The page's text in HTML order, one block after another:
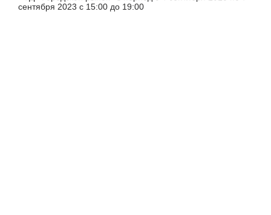
сентября 2023 с 15:00 до 19:00